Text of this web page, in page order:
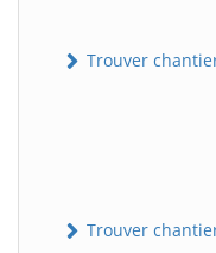
Trouver
Trouver